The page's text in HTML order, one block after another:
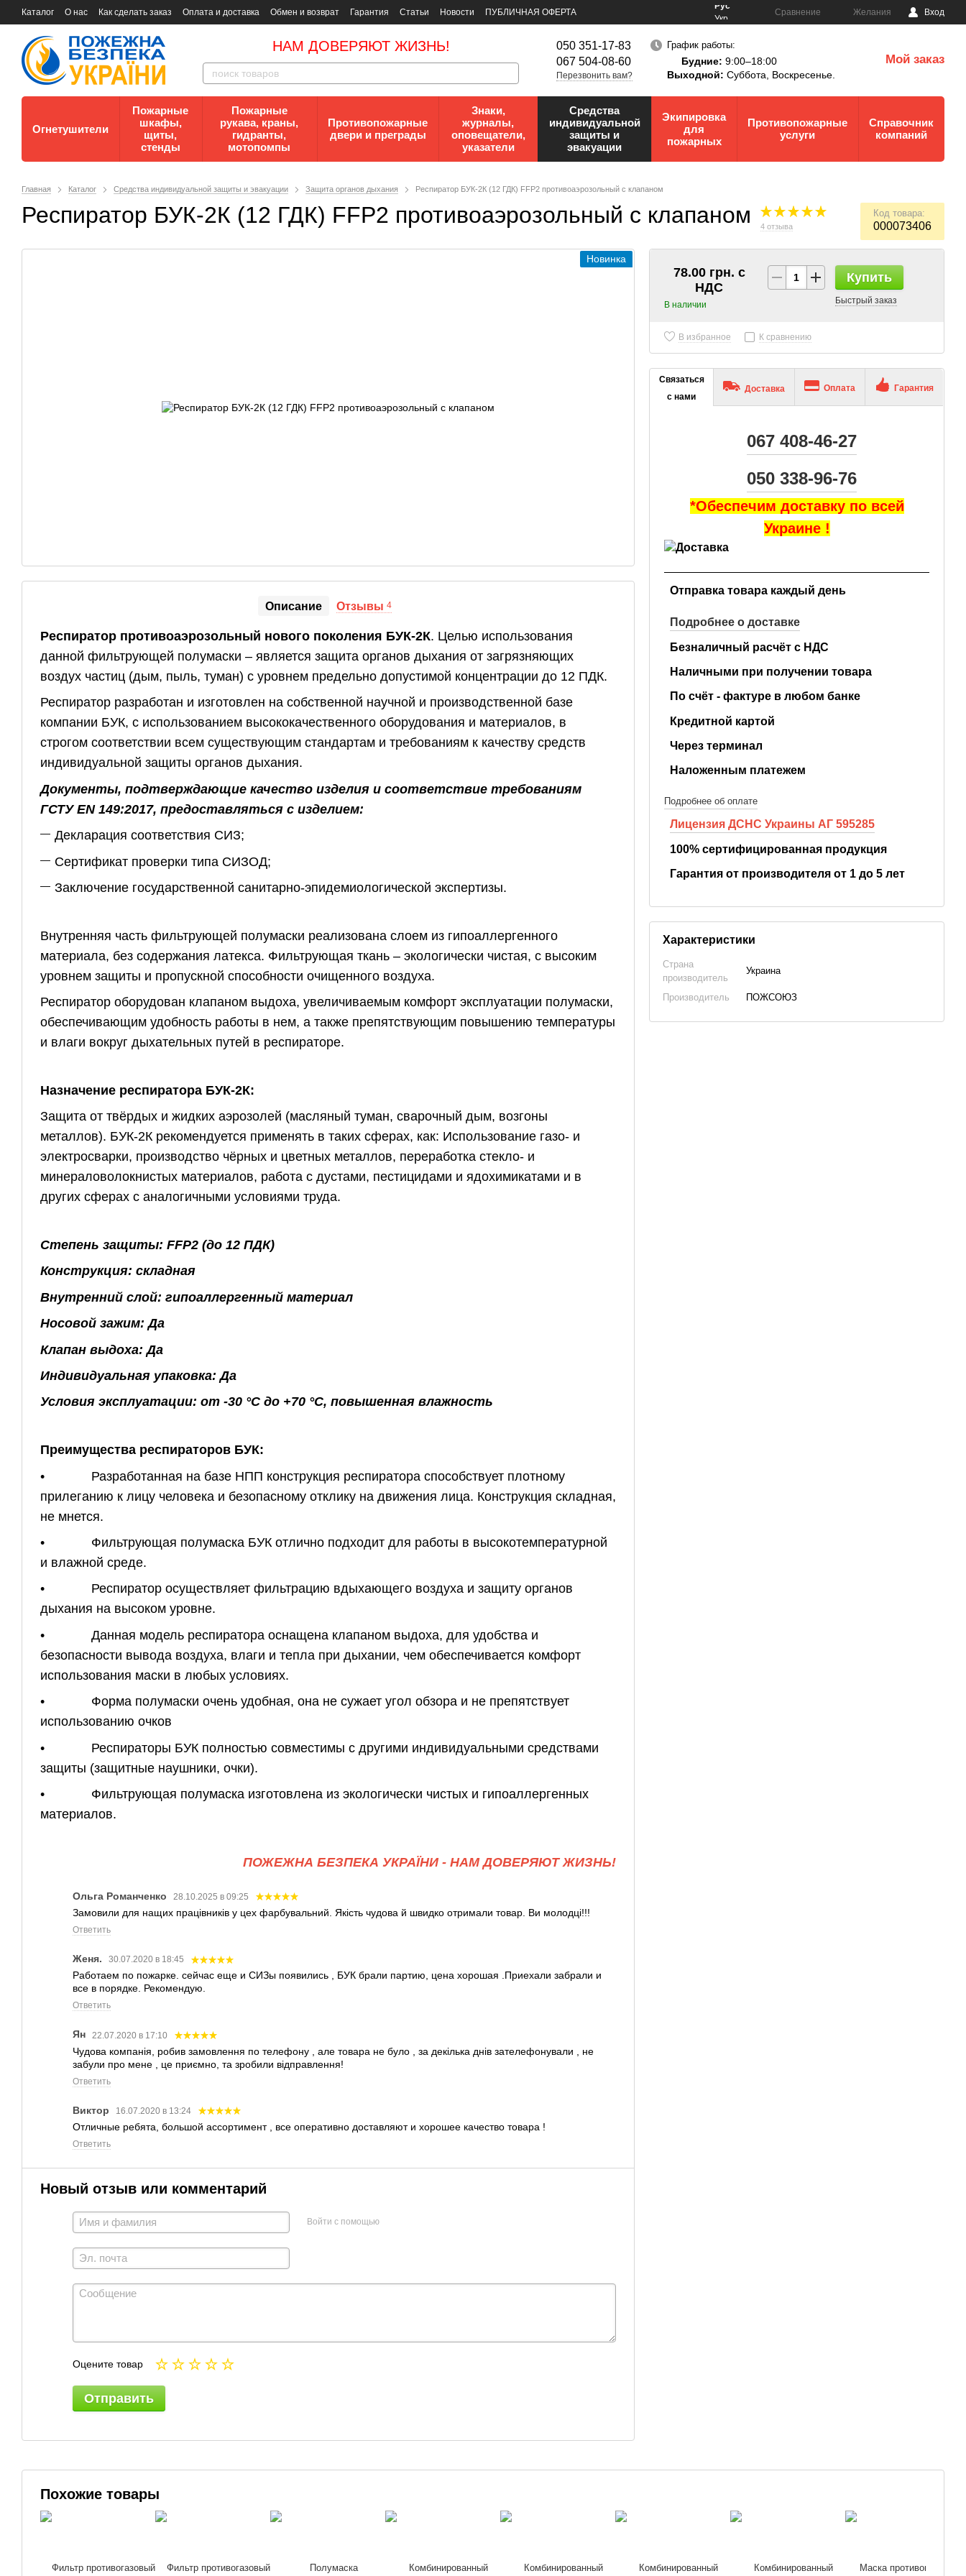
Каталог О нас Как сделать заказ Оплата и доставка Обмен и возврат Гарантия Статьи Новости
ПУБЛИЧНАЯ ОФЕРТА
Документы
Контакты Документы по пожарной безопасности
Рус
Укр
Сравнение Желания Вход
НАМ ДОВЕРЯЮТ ЖИЗНЬ!
050 351-17-83
067 504-08-60
Перезвонить вам?
График работы:
Будние: 9:00–18:00
Выходной: Суббота, Воскресенье.
Мой заказ
Огнетушители
Пожарные
шкафы,
щиты,
стенды
Пожарные
рукава, краны,
гидранты,
мотопомпы
Противопожарные
двери и преграды
Знаки,
журналы,
оповещатели,
указатели
Средства
индивидуальной
защиты и
эвакуации
Экипировка
для
пожарных
Противопожарные
услуги
Справочник
компаний
Главная Каталог Средства индивидуальной защиты и эвакуации Защита органов дыхания Респиратор БУК-2К (12 ГДК) FFP2 противоаэрозольный с клапаном
Респиратор БУК-2К (12 ГДК) FFP2 противоаэрозольный с клапаном 4 отзыва
Код товара:
000073406
Новинка
Описание Отзывы 4
Респиратор противоаэрозольный нового поколения БУК-2К. Целью использования
данной фильтрующей полумаски – является защита органов дыхания от загрязняющих
воздух частиц (дым, пыль, туман) с уровнем предельно допустимой концентрации до 12 ПДК.
Респиратор разработан и изготовлен на собственной научной и производственной базе
компании БУК, с использованием высококачественного оборудования и материалов, в
строгом соответствии всем существующим стандартам и требованиям к качеству средств
индивидуальной защиты органов дыхания.
Документы, подтверждающие качество изделия и соответствие требованиям
ГСТУ EN 149:2017, предоставляться с изделием:
Декларация соответствия СИЗ;
Сертификат проверки типа СИЗОД;
Заключение государственной санитарно-эпидемиологической экспертизы.
Внутренняя часть фильтрующей полумаски реализована слоем из гипоаллергенного
материала, без содержания латекса. Фильтрующая ткань – экологически чистая, с высоким
уровнем защиты и пропускной способности очищенного воздуха.
Респиратор оборудован клапаном выдоха, увеличиваемым комфорт эксплуатации полумаски,
обеспечивающим удобность работы в нем, а также препятствующим повышению температуры
и влаги вокруг дыхательных путей в респираторе.
Назначение респиратора БУК-2К:
Защита от твёрдых и жидких аэрозолей (масляный туман, сварочный дым, возгоны
металлов). БУК-2К рекомендуется применять в таких сферах, как: Использование газо- и
электросварки, производство чёрных и цветных металлов, переработка стекло- и
минераловолокнистых материалов, работа с дустами, пестицидами и ядохимикатами и в
других сферах с аналогичными условиями труда.
Степень защиты: FFP2 (до 12 ПДК)
Конструкция: складная
Внутренний слой: гипоаллергенный материал
Носовой зажим: Да
Клапан выдоха: Да
Индивидуальная упаковка: Да
Условия эксплуатации: от -30 °C до +70 °C, повышенная влажность
Преимущества респираторов БУК:
• Разработанная на базе НПП конструкция респиратора способствует плотному
прилеганию к лицу человека и безопасному отклику на движения лица. Конструкция складная,
не мнется.
• Фильтрующая полумаска БУК отлично подходит для работы в высокотемпературной
и влажной среде.
• Респиратор осуществляет фильтрацию вдыхающего воздуха и защиту органов
дыхания на высоком уровне.
• Данная модель респиратора оснащена клапаном выдоха, для удобства и
безопасности вывода воздуха, влаги и тепла при дыхании, чем обеспечивается комфорт
использования маски в любых условиях.
• Форма полумаски очень удобная, она не сужает угол обзора и не препятствует
использованию очков
• Респираторы БУК полностью совместимы с другими индивидуальными средствами
защиты (защитные наушники, очки).
• Фильтрующая полумаска изготовлена из экологически чистых и гипоаллергенных
материалов.
ПОЖЕЖНА БЕЗПЕКА УКРАЇНИ - НАМ ДОВЕРЯЮТ ЖИЗНЬ!
Ольга Романченко 28.10.2025 в 09:25
Замовили для нащих працівників у цех фарбувальний. Якість чудова й швидко отримали товар. Ви молодці!!!
Ответить
Женя. 30.07.2020 в 18:45
Работаем по пожарке. сейчас еще и СИЗы появились , БУК брали партию, цена хорошая .Приехали забрали и
все в порядке. Рекомендую.
Ответить
Ян 22.07.2020 в 17:10
Чудова компанія, робив замовлення по телефону , але товара не було , за декілька днів зателефонували , не
забули про мене , це приємно, та зробили відправлення!
Ответить
Виктор 16.07.2020 в 13:24
Отличные ребята, большой ассортимент , все оперативно доставляют и хорошее качество товара !
Ответить
Новый отзыв или комментарий
Войти с помощью
Оцените товар
Отправить
78.00 грн. с
НДС
В наличии
Купить
Быстрый заказ
В избранное К сравнению
Связаться
с нами
Доставка Оплата Гарантия
067 408-46-27
050 338-96-76
*Обеспечим доставку по всей
Украине !
Отправка товара каждый день
Подробнее о доставке
Безналичный расчёт с НДС
Наличными при получении товара
По счёт - фактуре в любом банке
Кредитной картой
Через терминал
Наложенным платежем
Подробнее об оплате
Лицензия ДСНС Украины АГ 595285
100% сертифицированная продукция
Гарантия от производителя от 1 до 5 лет
Характеристики
Страна
производитель
Украина
Производитель ПОЖСОЮЗ
Похожие товары